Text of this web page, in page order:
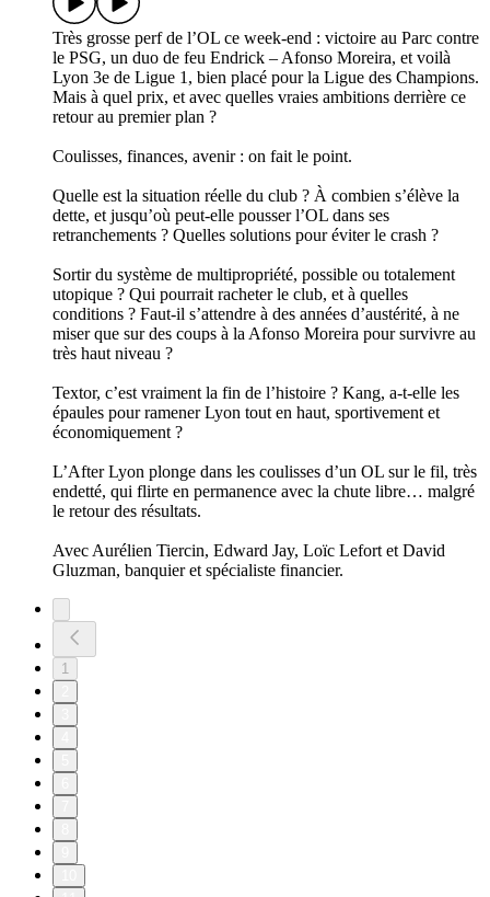
Très grosse perf de l’OL ce week-end : victoire au Parc contre
le PSG, un duo de feu Endrick – Afonso Moreira, et voilà
Lyon 3e de Ligue 1, bien placé pour la Ligue des Champions.
Mais à quel prix, et avec quelles vraies ambitions derrière ce
retour au premier plan ?
Coulisses, finances, avenir : on fait le point.
Quelle est la situation réelle du club ? À combien s’élève la
dette, et jusqu’où peut-elle pousser l’OL dans ses
retranchements ? Quelles solutions pour éviter le crash ?
Sortir du système de multipropriété, possible ou totalement
utopique ? Qui pourrait racheter le club, et à quelles
conditions ? Faut-il s’attendre à des années d’austérité, à ne
miser que sur des coups à la Afonso Moreira pour survivre au
très haut niveau ?
Textor, c’est vraiment la fin de l’histoire ? Kang, a-t-elle les
épaules pour ramener Lyon tout en haut, sportivement et
économiquement ?
L’After Lyon plonge dans les coulisses d’un OL sur le fil, très
endetté, qui flirte en permanence avec la chute libre… malgré
le retour des résultats.
Avec Aurélien Tiercin, Edward Jay, Loïc Lefort et David
Gluzman, banquier et spécialiste financier.
1